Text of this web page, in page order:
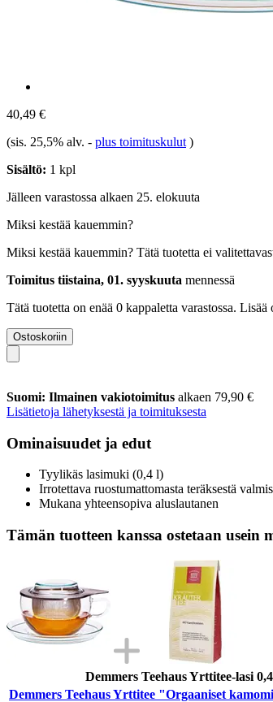
40,49 €
(sis. 25,5% alv. - plus toimituskulut )
Sisältö: 1 kpl
Jälleen varastossa alkaen 25. elokuuta
Miksi kestää kauemmin?
Miksi kestää kauemmin? Tätä tuotetta ei
Toimitus tiistaina, 01. syyskuuta mennessä
Tätä tuotetta on enää 0 kappaletta varastossa.
Ostoskoriin
Suomi: Ilmainen vakiotoimitus alkaen 79,90 €
Lisätietoja lähetyksestä ja toimituksesta
Ominaisuudet ja edut
Tyylikäs lasimuki (0,4 l)
Irrotettava ruostumattomasta teräksestä
Mukana yhteensopiva aluslautanen
Tämän tuotteen kanssa ostetaan
Demmers Teehaus Yrttitee-lasi
Demmers Teehaus Yrttitee "Orgaaniset